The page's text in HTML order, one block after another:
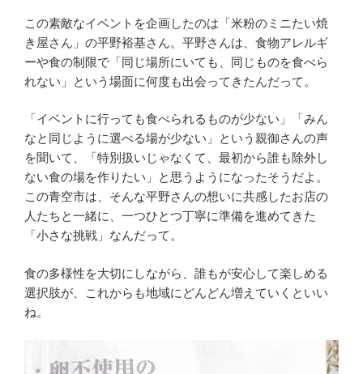
この素敵なイベントを企画したのは「米粉のミニたい焼
き屋さん」の平野裕基さん。平野さんは、食物アレルギ
ーや食の制限で「同じ場所にいても、同じものを食べら
れない」という場面に何度も出会ってきたんだって。
「イベントに行っても食べられるものが少ない」「みん
なと同じように選べる場が少ない」という親御さんの声
を聞いて、「特別扱いじゃなくて、最初から誰も除外し
ない食の場を作りたい」と思うようになったそうだよ。
この青空市は、そんな平野さんの想いに共感したお店の
人たちと一緒に、一つひとつ丁寧に準備を進めてきた
「小さな挑戦」なんだって。
食の多様性を大切にしながら、誰もが安心して楽しめる
選択肢が、これからも地域にどんどん増えていくといい
ね。